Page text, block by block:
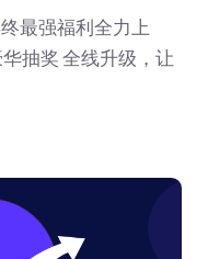
最强福利全力上
抽奖 全线升级，让